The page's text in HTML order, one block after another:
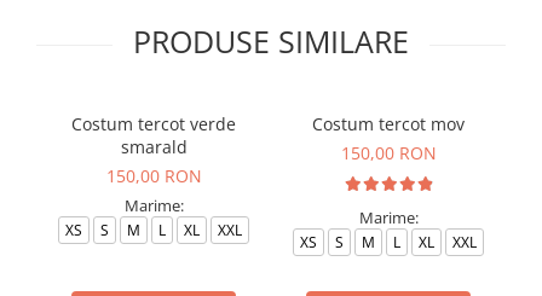
PRODUSE SIMILARE
Costum tercot verde
smarald
150,00 RON
Marime:
XS S M L XL XXL
Costum tercot mov
150,00 RON
Marime:
XS S M L XL XXL